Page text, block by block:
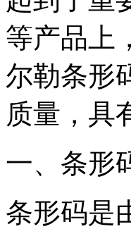
等产品上
尔勒条形
质量，具
一、条形
条形码是